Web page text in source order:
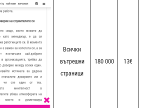
Всички
вътрешни
страници
180 000 13€